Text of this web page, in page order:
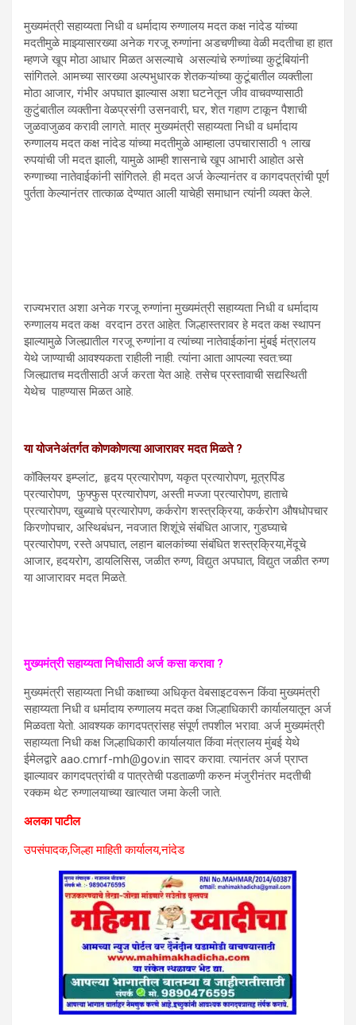
मुख्यमंत्री सहाय्यता निधी व धर्मादाय रुग्णालय मदत कक्ष नांदेड यांच्या
मदतीमुळे माझ्यासारख्या अनेक गरजू रुग्णांना अडचणीच्या वेळी मदतीचा हा हात
म्हणजे खूप मोठा आधार मिळत असल्याचे असल्यांचे रुग्णांच्या कुटूंबियांनी
सांगितले. आमच्या सारख्या अल्पभुधारक शेतकऱ्यांच्या कुटूंबातील व्यक्तीला
मोठा आजार, गंभीर अपघात झाल्यास अशा घटनेतून जीव वाचवण्यासाठी
कुटुंबातील व्यक्तीना वेळप्रसंगी उसनवारी, घर, शेत गहाण टाकून पैशाची
जुळवाजुळव करावी लागते. मात्र मुख्यमंत्री सहाय्यता निधी व धर्मादाय
रुग्णालय मदत कक्ष नांदेड यांच्या मदतीमुळे आम्हाला उपचारासाठी १ लाख
रुपयांची जी मदत झाली, यामुळे आम्ही शासनाचे खूप आभारी आहोत असे
रुग्णाच्या नातेवाईकांनी सांगितले. ही मदत अर्ज केल्यानंतर व कागदपत्रांची पूर्ण
पुर्तता केल्यानंतर तात्काळ देण्यात आली याचेही समाधान त्यांनी व्यक्त केले.
राज्यभरात अशा अनेक गरजू रुग्णांना मुख्यमंत्री सहाय्यता निधी व धर्मादाय
रुग्णालय मदत कक्ष वरदान ठरत आहेत. जिल्हास्तरावर हे मदत कक्ष स्थापन
झाल्यामुळे जिल्ह्यातील गरजू रुग्णांना व त्यांच्या नातेवाईकांना मुंबई मंत्रालय
येथे जाण्याची आवश्यकता राहीली नाही. त्यांना आता आपल्या स्वत:च्या
जिल्ह्यातच मदतीसाठी अर्ज करता येत आहे. तसेच प्रस्तावाची सद्यस्थिती
येथेच पाहण्यास मिळत आहे.
या योजनेअंतर्गत कोणकोणत्या आजारावर मदत मिळते ?
कॉक्लियर इम्प्लांट, हृदय प्रत्यारोपण, यकृत प्रत्यारोपण, मूत्रपिंड
प्रत्यारोपण, फुफ्फुस प्रत्यारोपण, अस्ती मज्जा प्रत्यारोपण, हाताचे
प्रत्यारोपण, खुब्याचे प्रत्यारोपण, कर्करोग शस्त्रक्रिया, कर्करोग औषधोपचार
किरणोपचार, अस्थिबंधन, नवजात शिशूंचे संबंधित आजार, गुडघ्याचे
प्रत्यारोपण, रस्ते अपघात, लहान बालकांच्या संबंधित शस्त्रक्रिया,मेंदूचे
आजार, हदयरोग, डायलिसिस, जळीत रुग्ण, विद्युत अपघात, विद्युत जळीत रुग्ण
या आजारावर मदत मिळते.
मुख्यमंत्री सहाय्यता निधीसाठी अर्ज कसा करावा ?
मुख्यमंत्री सहाय्यता निधी कक्षाच्या अधिकृत वेबसाइटवरून किंवा मुख्यमंत्री
सहाय्यता निधी व धर्मादाय रुग्णालय मदत कक्ष जिल्हाधिकारी कार्यालयातून अर्ज
मिळवता येतो. आवश्यक कागदपत्रांसह संपूर्ण तपशील भरावा. अर्ज मुख्यमंत्री
सहाय्यता निधी कक्ष जिल्हाधिकारी कार्यालयात किंवा मंत्रालय मुंबई येथे
ईमेलद्वारे aao.cmrf-mh@gov.in सादर करावा. त्यानंतर अर्ज प्राप्त
झाल्यावर कागदपत्रांची व पात्रतेची पडताळणी करुन मंजुरीनंतर मदतीची
रक्कम थेट रुग्णालयाच्या खात्यात जमा केली जाते.
अलका पाटील
उपसंपादक,जिल्हा माहिती कार्यालय,नांदेड